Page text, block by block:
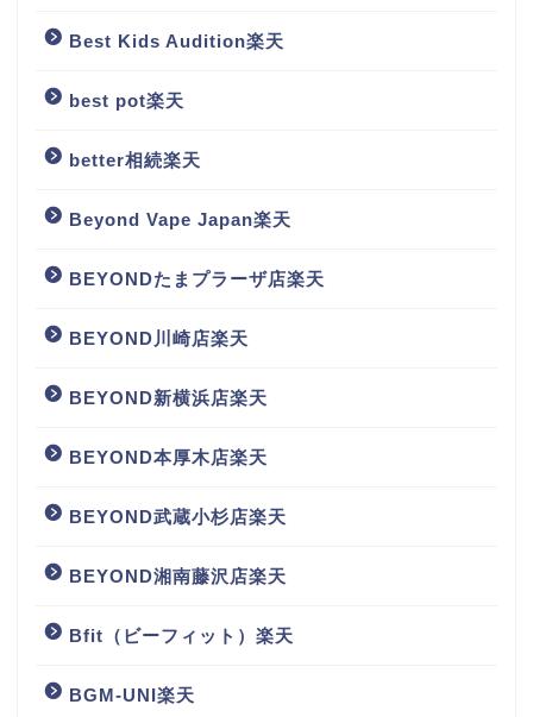
Best Kids Audition楽天
best pot楽天
better相続楽天
Beyond Vape Japan楽天
BEYONDたまプラーザ店楽天
BEYOND川崎店楽天
BEYOND新横浜店楽天
BEYOND本厚木店楽天
BEYOND武蔵小杉店楽天
BEYOND湘南藤沢店楽天
Bfit（ビーフィット）楽天
BGM‐UNI楽天